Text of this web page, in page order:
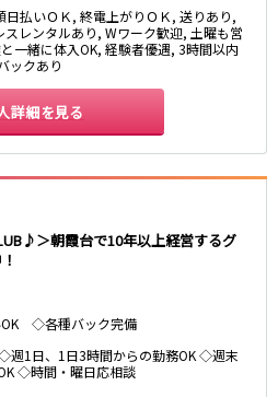
日払いＯＫ, 終電上がりＯＫ, 送りあり,
スレンタルあり, Wワーク歓迎, 土曜も営
一緒に体入OK, 経験者優遇, 3時間以内
ックあり
詳細を見る
＞朝霞台で10年以上経営するグ
◇各種バック完備
週1日、1日3時間からの勤務OK ◇週末
◇時間・曜日応相談
浅草橋駅
銀座駅
上野広小路駅
渋谷駅
浅草駅
外苑前駅
本川越駅
東村山駅